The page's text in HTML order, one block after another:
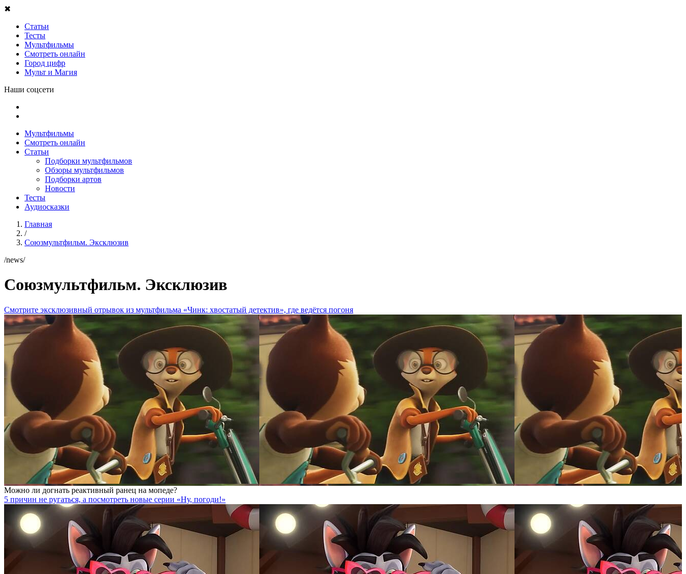
✖
Статьи
Тесты
Мультфильмы
Смотреть онлайн
Город цифр
Мульт и Магия
Наши соцсети
Мультфильмы
Смотреть онлайн
Статьи
Подборки мультфильмов
Обзоры мультфильмов
Подборки артов
Новости
Тесты
Аудиосказки
Главная
/
Союзмультфильм. Эксклюзив
/news/
Союзмультфильм. Эксклюзив
Смотрите эксклюзивный отрывок из мультфильма «Чинк: хвостатый детектив», где ведётся погоня
Можно ли догнать реактивный ранец на мопеде?
5 причин не ругаться, а посмотреть новые серии «Ну, погоди!»